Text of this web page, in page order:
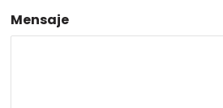
Mensaje